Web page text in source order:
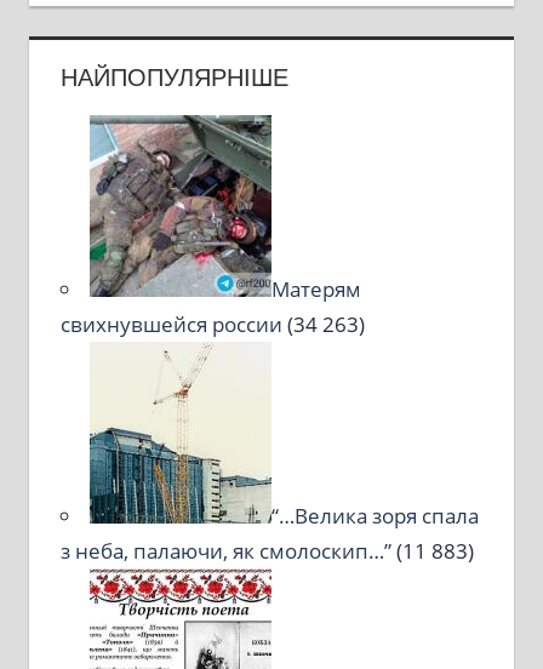
НАЙПОПУЛЯРНІШЕ
Матерям
свихнувшейся россии (34 263)
“…Велика зоря спала
з неба, палаючи, як смолоскип…”(11 883)